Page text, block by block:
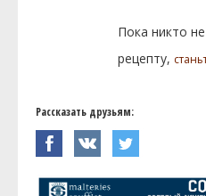
Пока никто
рецепту,
Рассказать друзьям: